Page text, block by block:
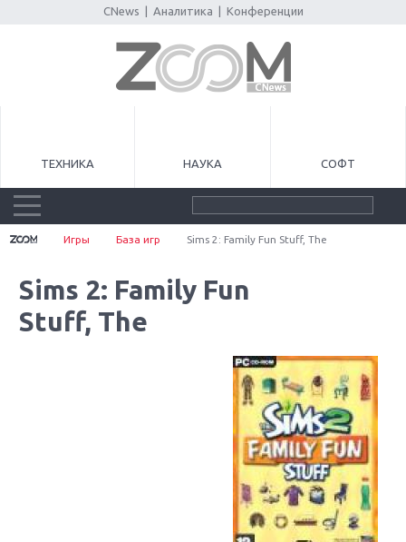
CNews Аналитика Конференции
ТЕХНИКА НАУКА СОФТ
Игры База игр Sims 2: Family Fun Stuff, The
Sims 2: Family Fun
Stuff, The